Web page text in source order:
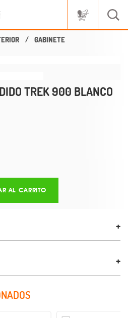
GABINETE
TREK 900 BLANCO
AL CARRITO